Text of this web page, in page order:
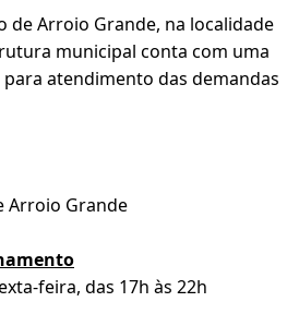
de Arroio Grande, na localidade
municipal conta com uma
atendimento das demandas
Arroio Grande
feira, das 17h às 22h